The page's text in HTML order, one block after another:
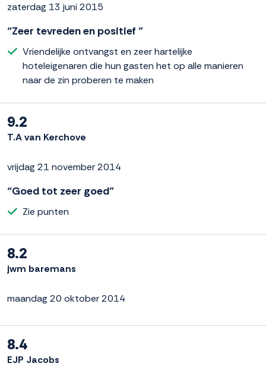
zaterdag 13 juni 2015
“Zeer tevreden en positief ”
Vriendelijke ontvangst en zeer hartelijke
hoteleigenaren die hun gasten het op alle manieren
naar de zin proberen te maken
9.2
T.A van Kerchove
vrijdag 21 november 2014
“Goed tot zeer goed”
Zie punten
8.2
jwm baremans
maandag 20 oktober 2014
8.4
EJP Jacobs